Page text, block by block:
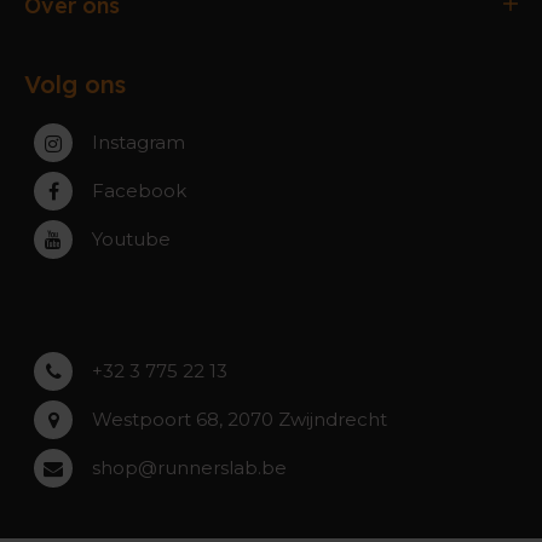
Service, Garantie & Reparatie
Paal-Beringen
Zwijndrecht
Rumst
Roeselare
Asse
Werking winkels
Contact
Volg ons
Instagram
Facebook
Youtube
+32 3 775 22 13
Westpoort 68, 2070 Zwijndrecht
shop@runnerslab.be